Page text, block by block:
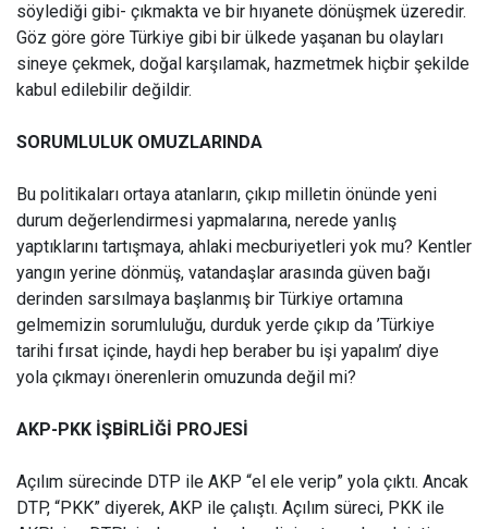
söylediği gibi- çıkmakta ve bir hıyanete dönüşmek üzeredir.
Göz göre göre Türkiye gibi bir ülkede yaşanan bu olayları
sineye çekmek, doğal karşılamak, hazmetmek hiçbir şekilde
kabul edilebilir değildir.
SORUMLULUK OMUZLARINDA
Bu politikaları ortaya atanların, çıkıp milletin önünde yeni
durum değerlendirmesi yapmalarına, nerede yanlış
yaptıklarını tartışmaya, ahlaki mecburiyetleri yok mu? Kentler
yangın yerine dönmüş, vatandaşlar arasında güven bağı
derinden sarsılmaya başlanmış bir Türkiye ortamına
gelmemizin sorumluluğu, durduk yerde çıkıp da ’Türkiye
tarihi fırsat içinde, haydi hep beraber bu işi yapalım’ diye
yola çıkmayı önerenlerin omuzunda değil mi?
AKP-PKK İŞBİRLİĞİ PROJESİ
Açılım sürecinde DTP ile AKP “el ele verip” yola çıktı. Ancak
DTP, “PKK” diyerek, AKP ile çalıştı. Açılım süreci, PKK ile